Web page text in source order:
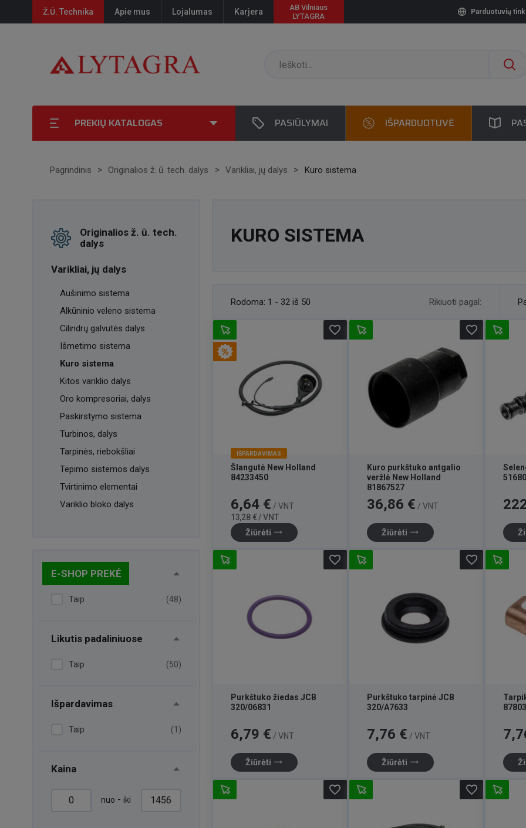
Ž.Ū. Technika Apie mus Lojalumas Karjera
AB Vilniaus
LYTAGRA
Parduotuvių
PREKIŲ KATALOGAS PASIŪLYMAI IŠPARDUOTUVĖ
Pagrindinis Originalios ž. ū. tech. dalys Varikliai, jų dalys Kuro sistema
Originalios ž. ū. tech.
dalys
Varikliai, jų dalys
Aušinimo sistema
Alkūninio veleno sistema
Cilindrų galvutės dalys
Išmetimo sistema
Kuro sistema
Kitos variklio dalys
Oro kompresoriai, dalys
Paskirstymo sistema
Turbinos, dalys
Tarpinės, riebokšliai
Tepimo sistemos dalys
Tvirtinimo elementai
Variklio bloko dalys
E-SHOP PREKĖ
Taip (48)
Likutis padaliniuose
Taip (50)
Išpardavimas
Taip (1)
Kaina
nuo - iki
KURO SISTEMA
Rodoma: 1 - 32 iš 50 Rikiuoti pagal:
IŠPARDAVIMAS
Šlangutė New Holland
84233450
Kaina
6,64 € / VNT
13,28 € / VNT
Žiūrėti trending_flat
favorite_border
Kuro purkštuko antgalio
veržlė New Holland
81867527
Kaina
36,86 € / VNT
Žiūrėti trending_flat
favorite_border
Kaina
Purkštuko žiedas JCB
320/06831
Kaina
6,79 € / VNT
Žiūrėti trending_flat
favorite_border
Purkštuko tarpinė JCB
320/A7633
Kaina
7,76 € / VNT
Žiūrėti trending_flat
favorite_border
Kaina
favorite_border favorite_border